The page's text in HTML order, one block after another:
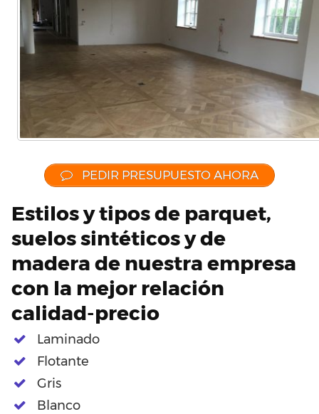
PEDIR PRESUPUESTO AHORA
Estilos y tipos de parquet,
suelos sintéticos y de
madera de nuestra empresa
con la mejor relación
calidad-precio
Laminado
Flotante
Gris
Blanco